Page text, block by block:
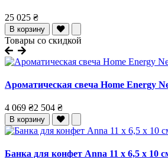
25 025 ₴
В корзину
Товары со скидкой
Ароматическая свеча Home Energy
4 069 ₴2 504 ₴
В корзину
Банка для конфет Anna 11 x 6,5 x 10